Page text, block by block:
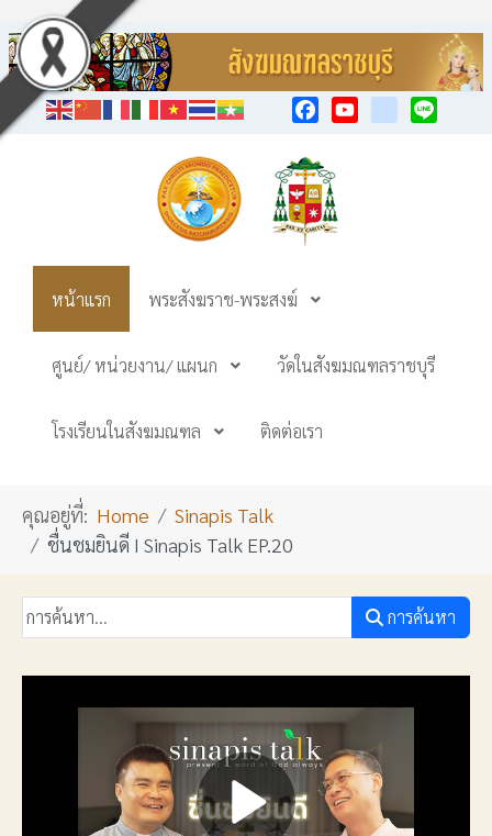
หน้าแรก พระสังฆราช-พระสงฆ์
ศูนย์/ หน่วยงาน/ แผนก วัดในสังฆมณฑลราชบุรี
โรงเรียนในสังฆมณฑล ติดต่อเรา
คุณอยู่ที่: Home
Sinapis Talk
ชื่นชมยินดี I Sinapis Talk EP.20
การค้นหา